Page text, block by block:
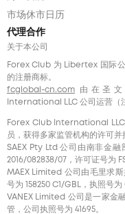
市场休市日历
代理合作
关于本公司
Forex Club 为 Libertex 国际
的注册商标。
fcglobal-cn.com 由在圣文
International LLC 公司运营（注
Forex Club International
员，获得多家监管机构的许可并
SAEX Pty Ltd 公司由南非金融
2016/082838/07，许可证号为
MAEX Limited 公司由毛里求
号为 158250 C1/GBL，执照号为
VANEX Limited 公司是一家金
管，公司执照号为 41695。